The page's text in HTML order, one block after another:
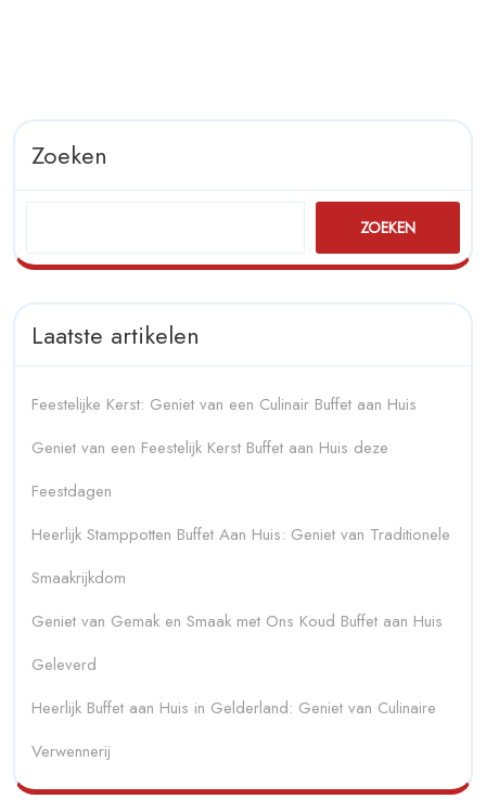
Zoeken
ZOEKEN
Laatste artikelen
Feestelijke Kerst: Geniet van een Culinair Buffet aan Huis
Geniet van een Feestelijk Kerst Buffet aan Huis deze
Feestdagen
Heerlijk Stamppotten Buffet Aan Huis: Geniet van Traditionele
Smaakrijkdom
Geniet van Gemak en Smaak met Ons Koud Buffet aan Huis
Geleverd
Heerlijk Buffet aan Huis in Gelderland: Geniet van Culinaire
Verwennerij